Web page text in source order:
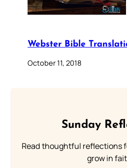
Webster Bible
October 11, 2018
Sunday
Read thoughtful reflections
grow in